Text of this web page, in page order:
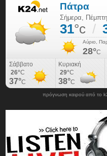
πρόγνωση καιρού από το